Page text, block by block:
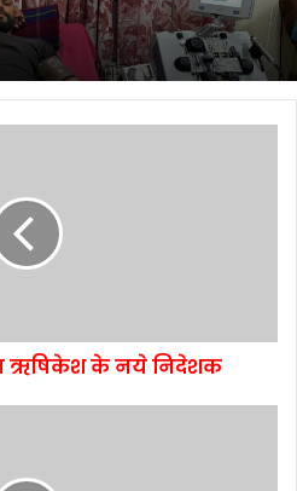
ऋषिकेश के नये निदेशक